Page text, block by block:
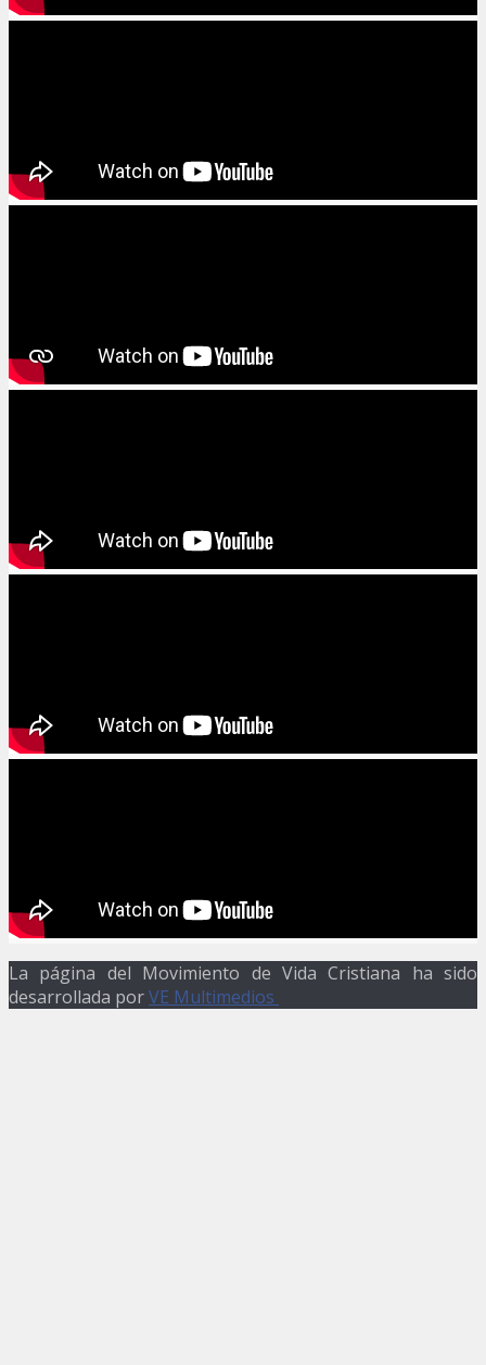
La página del Movimiento de Vida Cristiana ha sido
desarrollada porVE Multimedios